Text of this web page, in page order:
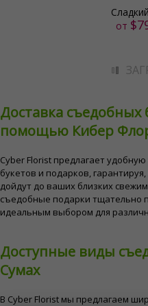
от
Доставка съедобных
помощью Кибер
Cyber ​​Florist предлагает
букетов и подарков,
дойдут до ваших близких
съедобные подарки тщательно
идеальным выбором для
Доступные виды
Сумах
В Cyber ​​Florist мы предлагаем